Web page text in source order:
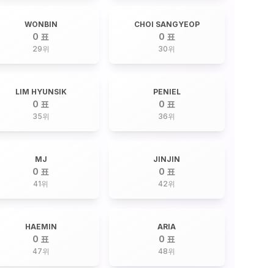
WONBIN
0 표
29위
CHOI SANGYEOP
0 표
30위
LIM HYUNSIK
0 표
35위
PENIEL
0 표
36위
MJ
0 표
41위
JINJIN
0 표
42위
HAEMIN
0 표
47위
ARIA
0 표
48위